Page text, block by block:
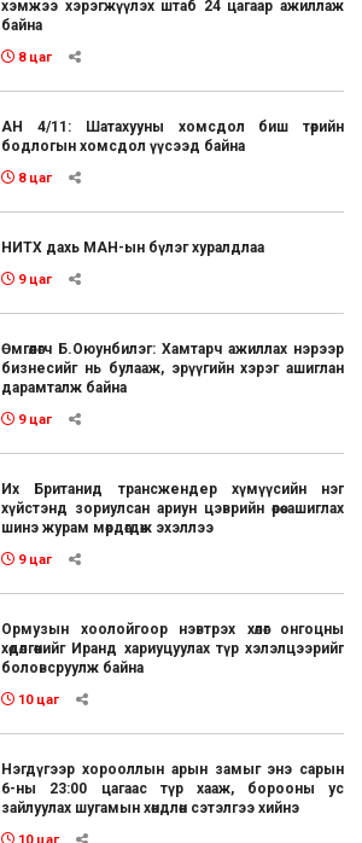
хэмжээ хэрэгжүүлэх штаб 24 цагаар ажиллаж
байна
8 цаг
АН 4/11: Шатахууны хомсдол биш төрийн
бодлогын хомсдол үүсээд байна
8 цаг
НИТХ дахь МАН-ын бүлэг хуралдлаа
9 цаг
Өмгөөлөгч Б.Оюунбилэг: Хамтарч ажиллах нэрээр
бизнесийг нь булааж, эрүүгийн хэрэг ашиглан
дарамталж байна
9 цаг
Их Британид трансжендер хүмүүсийн нэг
хүйстэнд зориулсан ариун цэврийн өрөө ашиглах
шинэ журам мөрдөгдөж эхэллээ
9 цаг
Ормузын хоолойгоор нэвтрэх хөлөг онгоцны
хөдөлгөөнийг Иранд хариуцуулах түр хэлэлцээрийг
боловсруулж байна
10 цаг
Нэгдүгээр хорооллын арын замыг энэ сарын
6-ны 23:00 цагаас түр хааж, борооны ус
зайлуулах шугамын хөндлөн сэтэлгээ хийнэ